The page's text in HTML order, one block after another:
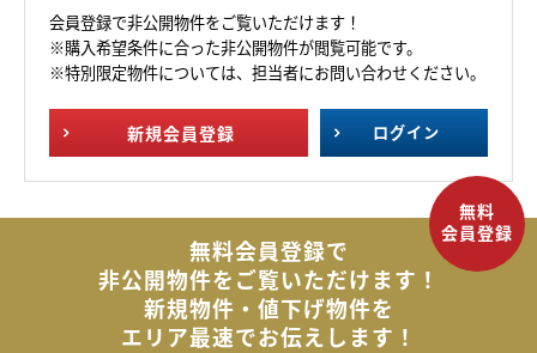
会員登録で非公開物件をご覧いただけます！
※購入希望条件に合った非公開物件が閲覧可能です。
※特別限定物件については、担当者にお問い合わせください。
新規会員登録 ログイン
無料会員登録で
非公開物件をご覧いただけます！
新規物件・値下げ物件を
エリア最速でお伝えします！